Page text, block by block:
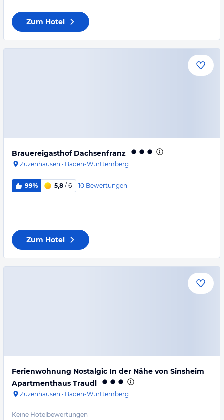
Zum Hotel
Brauereigasthof Dachsenfranz
Zuzenhausen · Baden-Württemberg
99% 5,8 / 6 10 Bewertungen
Zum Hotel
Ferienwohnung Nostalgic In der Nähe von Sinsheim
Apartmenthaus Traudl
Zuzenhausen · Baden-Württemberg
Keine Hotelbewertungen